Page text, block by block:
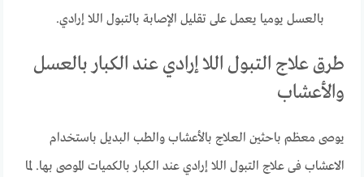
بالعسل يوميا يعمل على تقليل الإصابة بالتبول اللا إرادي.
طرق علاج التبول اللا إرادي عند الكبار بالعسل
والأعشاب
يوصى معظم باحثين العلاج بالأعشاب والطب البديل باستخدام
الاعشاب فى علاج التبول اللا إرادي عند الكبار بالكميات الموصى بها. لما